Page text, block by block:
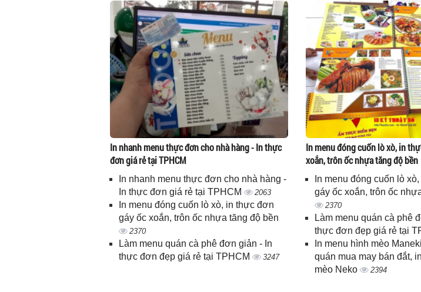
In nhanh menu thực đơn cho nhà hàng - In thực
đơn giá rẻ tại TPHCM
In nhanh menu thực đơn cho nhà hàng -
In thực đơn giá rẻ tại TPHCM
2063
In menu đóng cuốn lò xò, in thực đơn
gáy ốc xoắn, trôn ốc nhựa tăng độ bền
2370
Làm menu quán cà phê đơn giản - In
thực đơn đẹp giá rẻ tại TPHCM
3247
In menu đóng cuốn lò xò, in
xoắn, trôn ốc nhựa tăng độ bền
In menu đóng cuốn lò
gáy ốc xoắn, trôn ốc
2370
Làm menu quán cà phê
thực đơn đẹp giá rẻ tại
In menu hình mèo
quán mua may bán đắt,
mèo Neko
2394